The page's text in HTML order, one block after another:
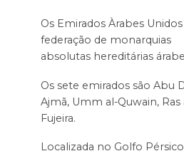
Os Emirados Àrabes
federação de monarquias
absolutas hereditárias
Os sete emirados são Abu
Ajmã, Umm al-Quwain,
Fujeira.
Localizada no Golfo